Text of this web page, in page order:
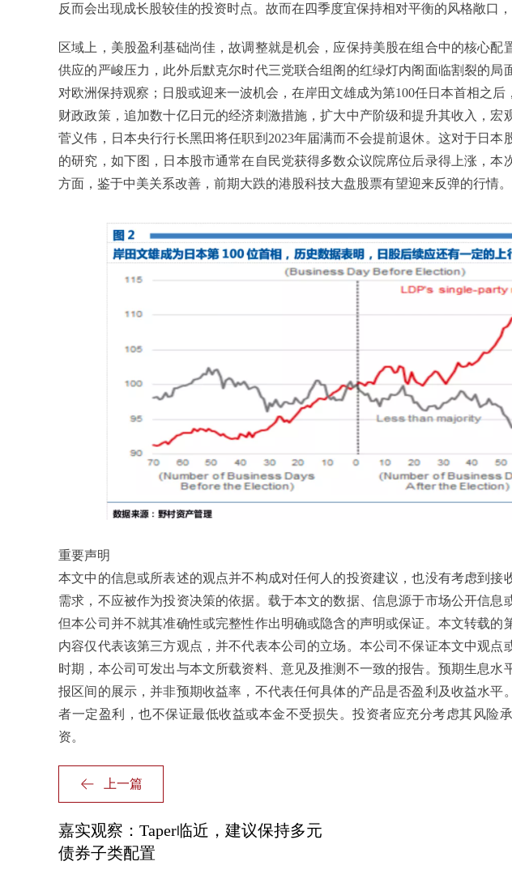
反而会出现成长股较佳的投资时点。故而在四季度宜保持相对平衡的风格敞口
区域上，美股盈利基础尚佳，故调整就是机会，应保持美股在组合中的核心配
供应的严峻压力，此外后默克尔时代三党联合组阁的红绿灯内阁面临割裂的局
对欧洲保持观察；日股或迎来一波机会，在岸田文雄成为第100任日本首相之
财政政策，追加数十亿日元的经济刺激措施，扩大中产阶级和提升其收入，宏
菅义伟，日本央行行长黑田将任职到2023年届满而不会提前退休。这对于日本
的研究，如下图，日本股市通常在自民党获得多数众议院席位后录得上涨，本
方面，鉴于中美关系改善，前期大跌的港股科技大盘股票有望迎来反弹的行情。
重要声明
本文中的信息或所表述的观点并不构成对任何人的投资建议，也没有考虑到接
需求，不应被作为投资决策的依据。载于本文的数据、信息源于市场公开信息
但本公司并不就其准确性或完整性作出明确或隐含的声明或保证。本文转载的
内容仅代表该第三方观点，并不代表本公司的立场。本公司不保证本文中观点
时期，本公司可发出与本文所载资料、意见及推测不一致的报告。预期生息水
报区间的展示，并非预期收益率，不代表任何具体的产品是否盈利及收益水平
者一定盈利，也不保证最低收益或本金不受损失。投资者应充分考虑其风险
资。
上一篇
嘉实观察：Taper临近，建议保持多元
债券子类配置